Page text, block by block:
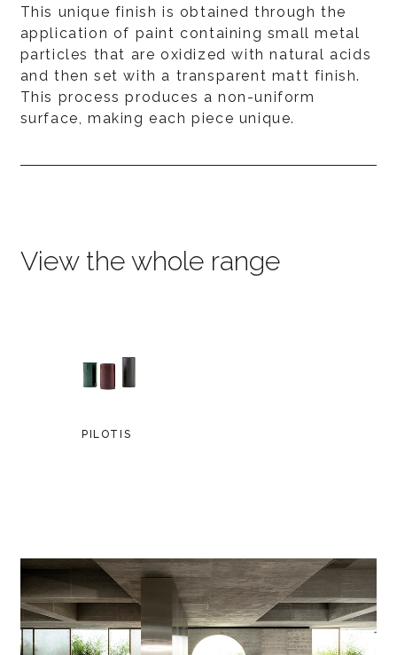
This unique finish is obtained through the
application of paint containing small metal
particles that are oxidized with natural acids
and then set with a transparent matt finish.
This process produces a non-uniform
surface, making each piece unique.
View the whole range
PILOTIS